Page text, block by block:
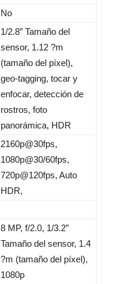
No
1/2.8″ Tamaño del
sensor, 1.12 ?m
(tamaño del píxel),
geo-tagging, tocar y
enfocar, detección de
rostros, foto
panorámica, HDR
2160p@30fps,
1080p@30/60fps,
720p@120fps, Auto
HDR,
8 MP, f/2.0, 1/3.2″
Tamaño del sensor, 1.4
?m (tamaño del píxel),
1080p